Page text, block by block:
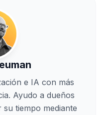
e IA con más
Ayudo a dueños
tiempo mediante